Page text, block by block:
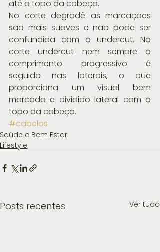
até o topo da cabeça.
No corte degradê as marcações
são mais suaves e não pode ser
confundida com o undercut. No
corte undercut nem sempre o
comprimento progressivo é
seguido nas laterais, o que
proporciona um visual bem
marcado e dividido lateral com o
topo da cabeça.
#cabelos
Saúde e Bem Estar
Lifestyle
Posts recentes Ver tudo